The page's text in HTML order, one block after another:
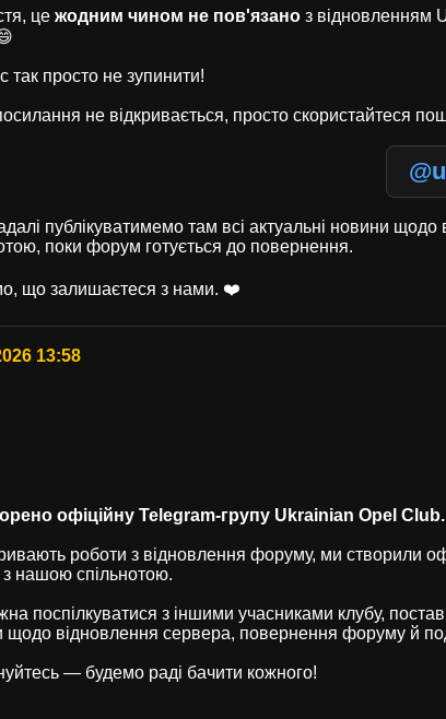
це жодним чином не пов'язано з відновленням
так просто не зупинити!
не відкривається, просто скористайтеся
публікуватимемо там всі актуальні новини
поки форум готується до повернення.
що залишаєтеся з нами. ❤️
13:58
офіційну Telegram-групу Ukrainian Opel Club.
роботи з відновлення форуму, ми створили
з нашою спільнотою.
поспілкуватися з іншими учасниками клубу,
щодо відновлення сервера, повернення форуму й
— будемо раді бачити кожного!